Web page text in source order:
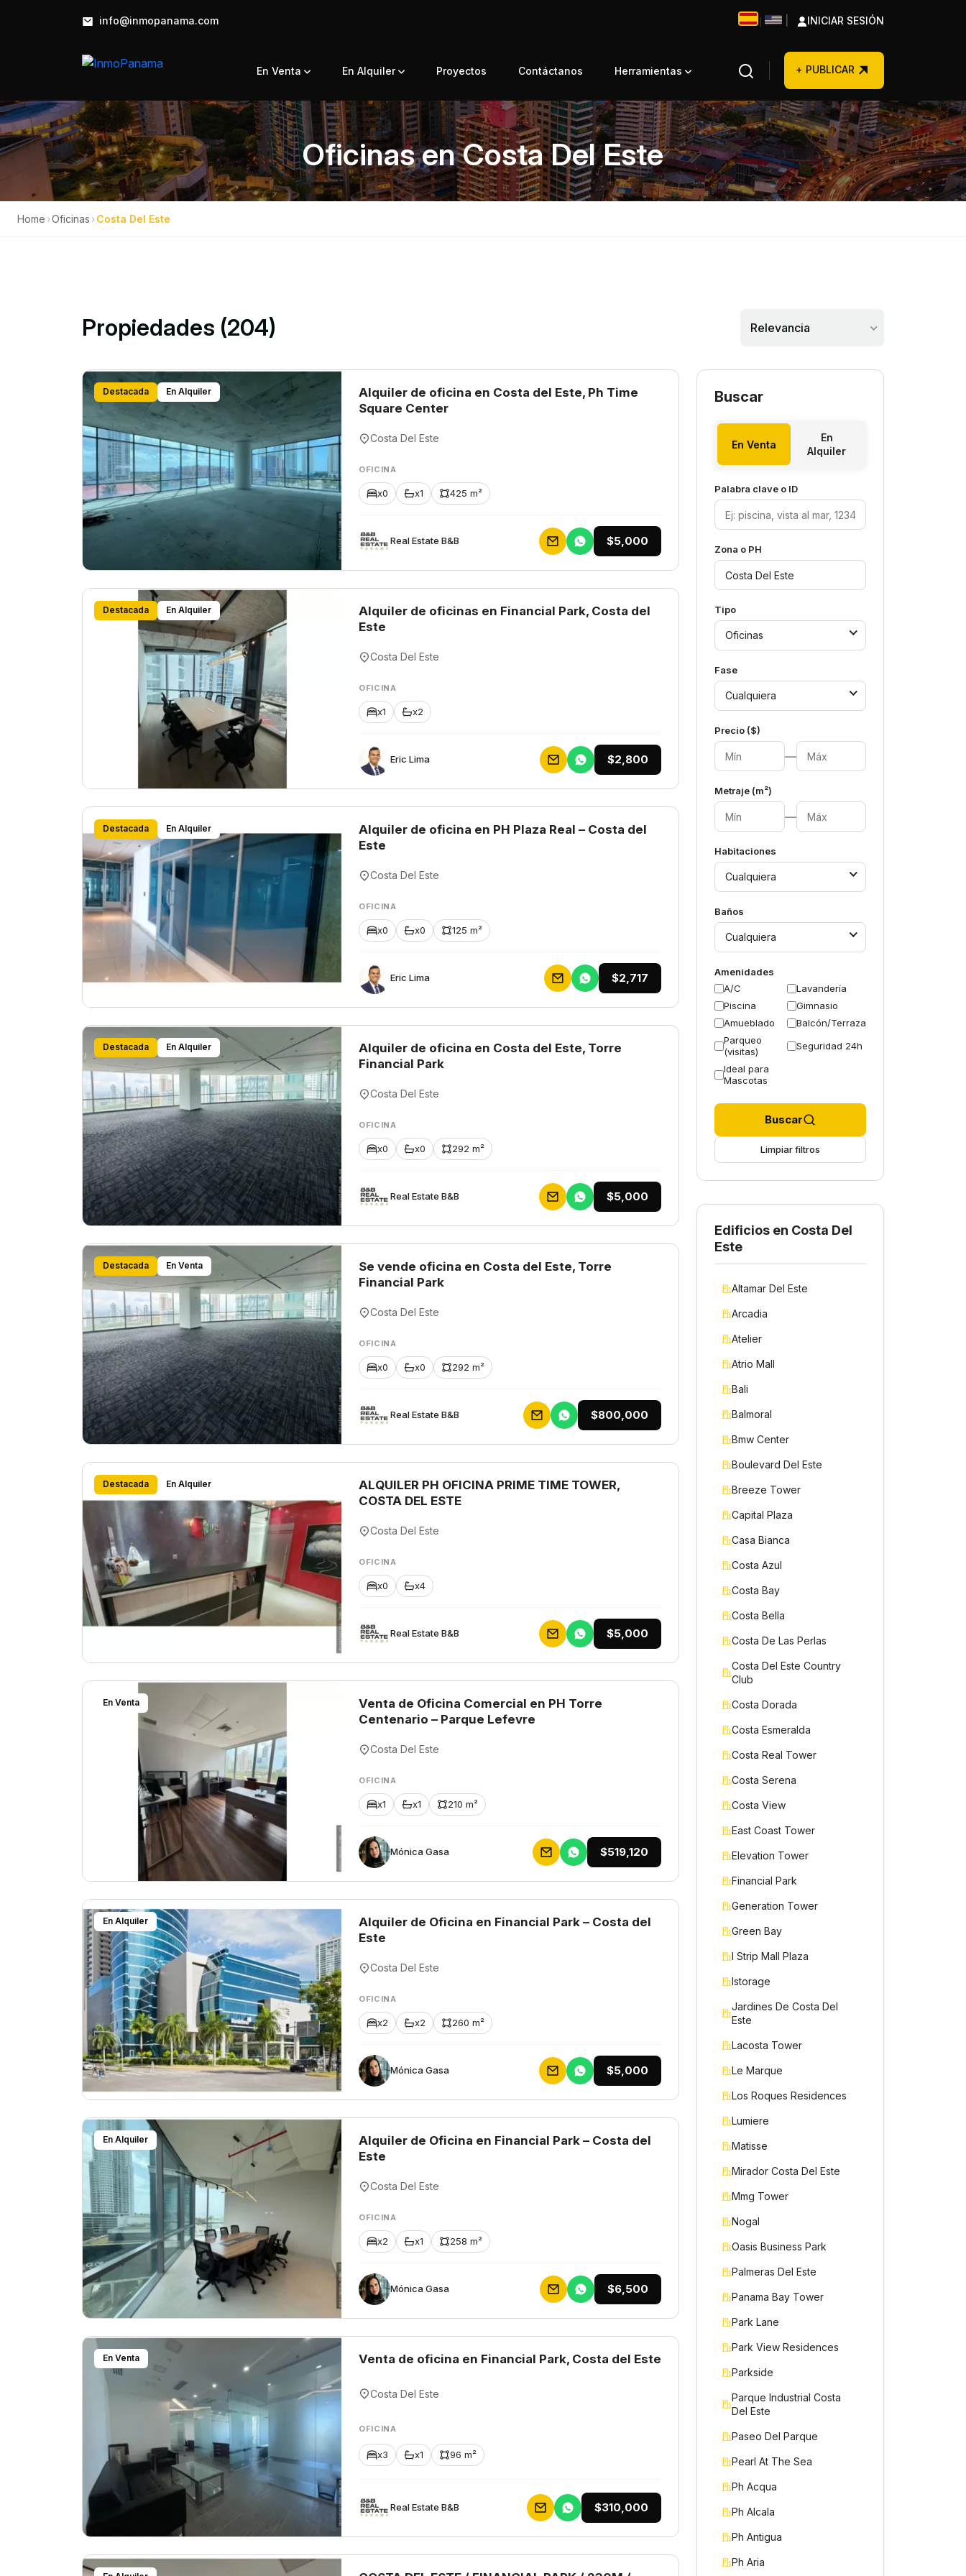
info@inmopanama.com INICIAR SESIÓN
En Venta En Alquiler Proyectos Contáctanos Herramientas + PUBLICAR
Oficinas en Costa Del Este
Home ›Oficinas ›Costa Del Este
Propiedades (204) Relevancia
Destacada En Alquiler
Alquiler de oficina en Costa del Este, Ph Time
Square Center
Costa Del Este
OFICINA
x0 x1 425 m²
Rеаl Еstаtе В&В $5,000
Destacada En Alquiler
Alquiler de oficinas en Financial Park, Costa del
Este
Costa Del Este
OFICINA
x1 x2
Eric Lima $2,800
Destacada En Alquiler
Alquiler de oficina en PH Plaza Real – Costa del
Este
Costa Del Este
OFICINA
x0 x0 125 m²
Eric Lima $2,717
Destacada En Alquiler
Alquiler de oficina en Costa del Este, Torre
Financial Park
Costa Del Este
OFICINA
x0 x0 292 m²
Rеаl Еstаtе В&В $5,000
Destacada En Venta
Se vende oficina en Costa del Este, Torre
Financial Park
Costa Del Este
OFICINA
x0 x0 292 m²
Rеаl Еstаtе В&В $800,000
Destacada En Alquiler
ALQUILER PH OFICINA PRIME TIME TOWER,
COSTA DEL ESTE
Costa Del Este
OFICINA
x0 x4
Rеаl Еstаtе В&В $5,000
En Venta
Venta de Oficina Comercial en PH Torre
Centenario – Parque Lefevre
Costa Del Este
OFICINA
x1 x1 210 m²
Mónica Gasa $519,120
En Alquiler
Alquiler de Oficina en Financial Park – Costa del
Este
Costa Del Este
OFICINA
x2 x2 260 m²
Mónica Gasa $5,000
En Alquiler
Alquiler de Oficina en Financial Park – Costa del
Este
Costa Del Este
OFICINA
x2 x1 258 m²
Mónica Gasa $6,500
En Venta Venta de oficina en Financial Park, Costa del Este
Costa Del Este
OFICINA
x3 x1 96 m²
Rеаl Еstаtе В&В $310,000
Buscar
En Venta
En
Alquiler
Palabra clave o ID
Zona o PH
Tipo
Oficinas
Fase
Cualquiera
Precio ($)
—
Metraje (m²)
—
Habitaciones
Cualquiera
Baños
Cualquiera
Amenidades
A/C
Lavandería
Piscina
Gimnasio
Amueblado
Balcón/Terraza
Parqueo
(visitas)
Seguridad 24h
Ideal para
Mascotas
Buscar
Limpiar filtros
Edificios en Costa Del
Este
Altamar Del Este
Arcadia
Atelier
Atrio Mall
Bali
Balmoral
Bmw Center
Boulevard Del Este
Breeze Tower
Capital Plaza
Casa Bianca
Costa Azul
Costa Bay
Costa Bella
Costa De Las Perlas
Costa Del Este Country
Club
Costa Dorada
Costa Esmeralda
Costa Real Tower
Costa Serena
Costa View
East Coast Tower
Elevation Tower
Financial Park
Generation Tower
Green Bay
I Strip Mall Plaza
Istorage
Jardines De Costa Del
Este
Lacosta Tower
Le Marque
Los Roques Residences
Lumiere
Matisse
Mirador Costa Del Este
Mmg Tower
Nogal
Oasis Business Park
Palmeras Del Este
Panama Bay Tower
Park Lane
Park View Residences
Parkside
Parque Industrial Costa
Del Este
Paseo Del Parque
Pearl At The Sea
Ph Acqua
Ph Alcala
Ph Antigua
Ph Aria